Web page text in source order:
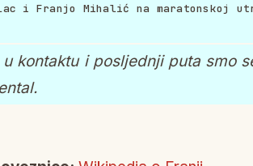
i Franjo Mihalić na maratonskoj
u kontaktu i posljednji puta smo